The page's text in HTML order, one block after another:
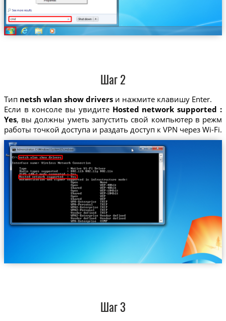
Шаг 2
Тип netsh wlan show driversи нажмите клавишу Enter.
Если в консоле вы увидите Hosted network supported :
Yes, вы должны уметь запустить свой компьютер в режм
работы точкой доступа и раздать доступ к VPN через Wi-Fi.
Шаг 3